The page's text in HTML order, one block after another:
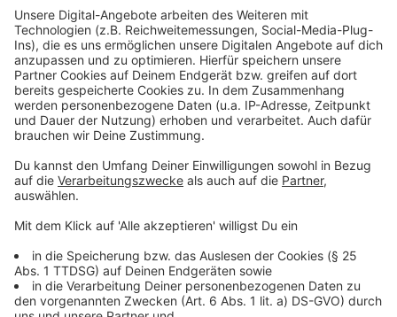
Achtung: Auto nicht überladen!
Anzeige
Auch wenn Sie alles unterbringen wollen – das Auto
hat Grenzen. Ein Blick in den Fahrzeugschein verrät, wie
viel Gewicht zulässig ist. Wird das überschritten, kann
es nicht nur teuer werden, sondern auch die Sicherheit
gefährden.
Anzeige
Im Ernstfall schnell griffbereit
Anzeige